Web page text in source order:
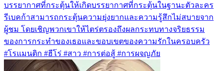
บรรยากาศที่กระตุ้นให้เกิดบรรยากาศที่กระตุ้นในฐานะตัวละคร
รีเบคก้าสามารถกระตุ้นความยุ่งยากและความรู้สึกไม่สบายจาก
ผู้ชม โดยเชิญพวกเขาให้ไตร่ตรองถึงผลกระทบทางจริยธรรม
ของการกระทำของเธอและขอบเขตของความรักในครอบครัว
#โรแมนติก #ฮีโร่ #สาว #การต่อสู้ #การผจญภัย